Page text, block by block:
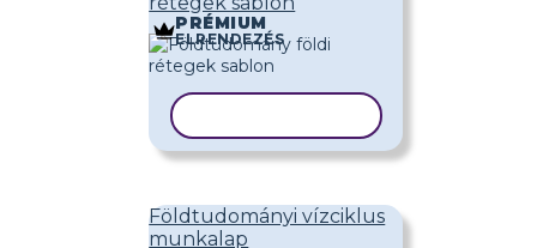
PRÉMIUM
ELRENDEZÉS
Földtudományi vízciklus
munkalap